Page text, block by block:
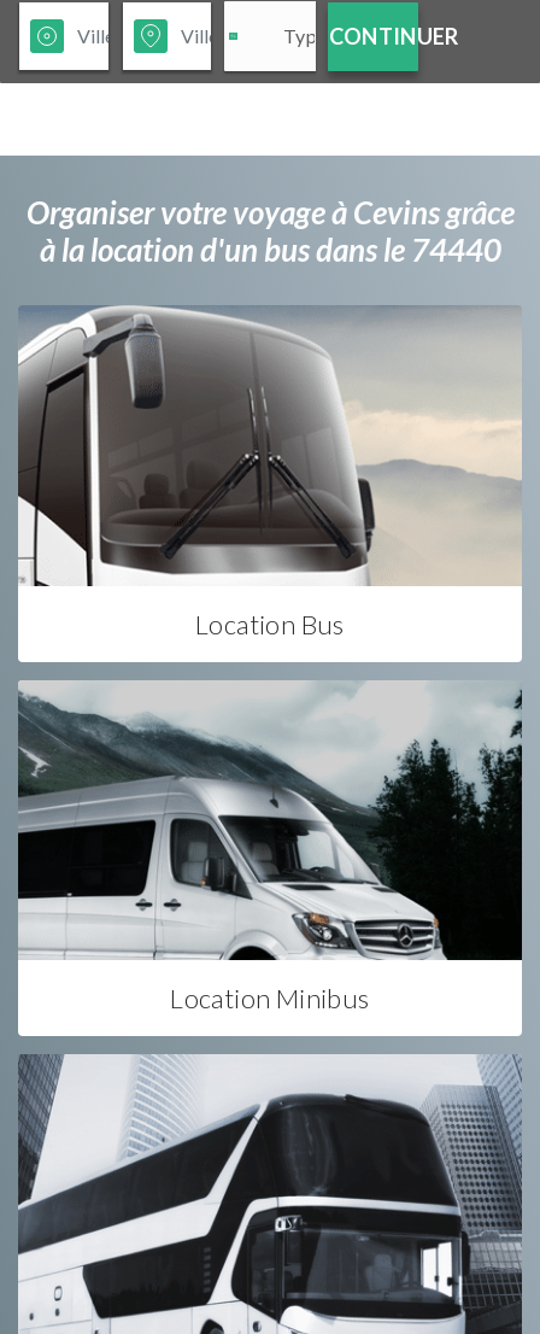
CONTINUER
Organiser votre voyage à Cevins grâce
à la location d'un bus dans le 74440
Location Bus
Location Minibus